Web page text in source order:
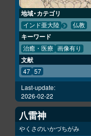
地域・カテゴリ
インド亜大陸 仏教
キーワード
治癒・医療 画像有り
文献
47 57
Last-update:
2026-02-22
八雷神
やくさのいかづちがみ